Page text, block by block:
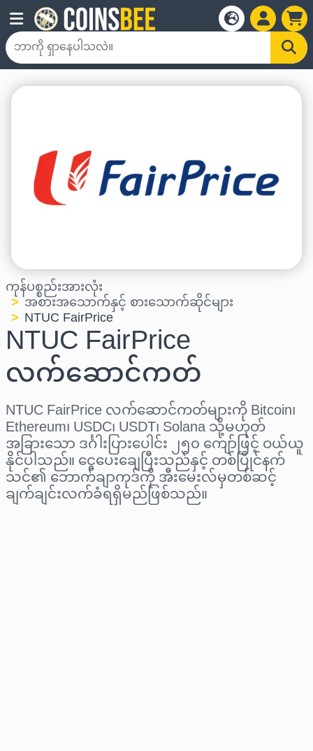
ကုန်ပစ္စည်းအားလုံး
အစားအသောက်နှင့် စားသောက်ဆိုင်များ
NTUC FairPrice
NTUC FairPrice
လက်ဆောင်ကတ်
NTUC FairPrice လက်ဆောင်ကတ်များကို Bitcoin၊
Ethereum၊ USDC၊ USDT၊ Solana သို့မဟုတ်
အခြားသော ဒင်္ဂါးပြားပေါင်း ၂၅၀ ကျော်ဖြင့် ဝယ်ယူ
နိုင်ပါသည်။ ငွေပေးချေပြီးသည်နှင့် တစ်ပြိုင်နက်
သင်၏ ဘောက်ချာကုဒ်ကို အီးမေးလ်မှတစ်ဆင့်
ချက်ချင်းလက်ခံရရှိမည်ဖြစ်သည်။